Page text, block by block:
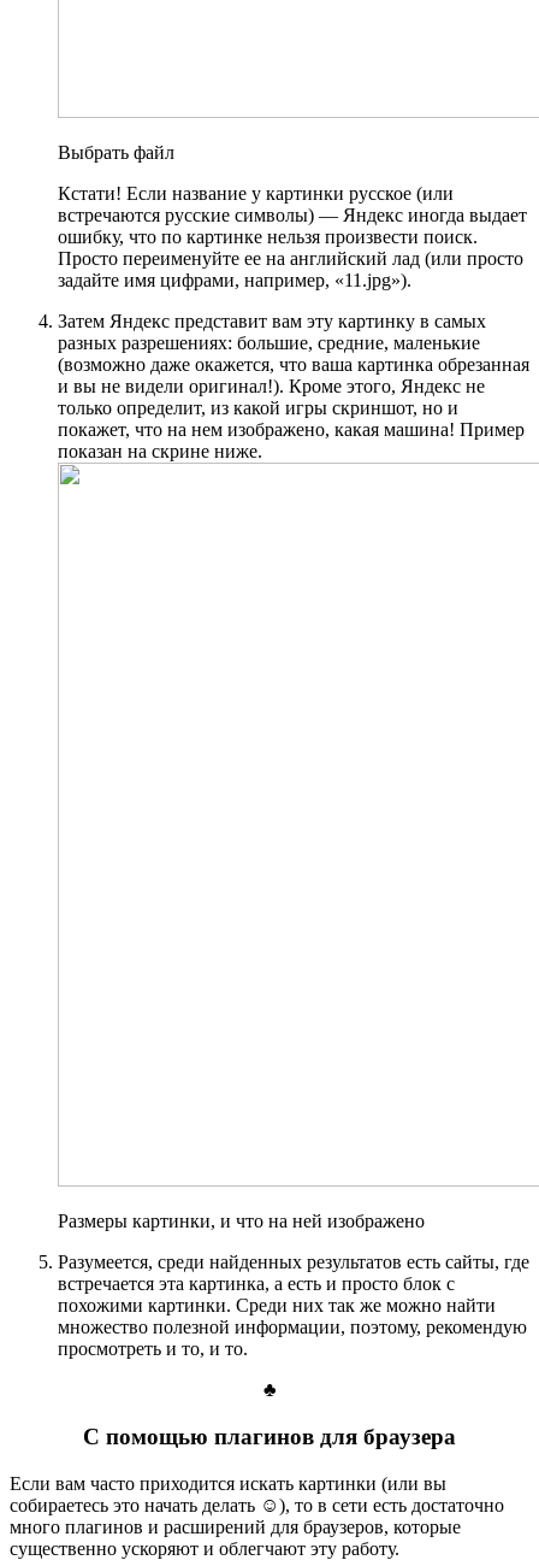
Выбрать файл
Кстати! Если название у картинки русское (или
встречаются русские символы) — Яндекс иногда выдает
ошибку, что по картинке нельзя произвести поиск.
Просто переименуйте ее на английский лад (или просто
задайте имя цифрами, например, «11.jpg»).
Затем Яндекс представит вам эту картинку в самых
разных разрешениях: большие, средние, маленькие
(возможно даже окажется, что ваша картинка обрезанная
и вы не видели оригинал!). Кроме этого, Яндекс не
только определит, из какой игры скриншот, но и
покажет, что на нем изображено, какая машина! Пример
показан на скрине ниже.
Размеры картинки, и что на ней изображено
Разумеется, среди найденных результатов есть сайты, где
встречается эта картинка, а есть и просто блок с
похожими картинки. Среди них так же можно найти
множество полезной информации, поэтому, рекомендую
просмотреть и то, и то.
♣
С помощью плагинов для браузера
Если вам часто приходится искать картинки (или вы
собираетесь это начать делать ☺), то в сети есть достаточно
много плагинов и расширений для браузеров, которые
существенно ускоряют и облегчают эту работу.